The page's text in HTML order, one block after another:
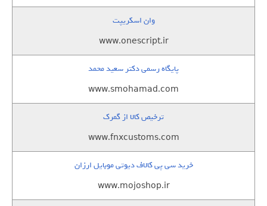
وان اسکریپت
www.onescript.ir
پایگاه رسمی دکتر سعید محمد
www.smohamad.com
ترخیص کالا از گمرک
www.fnxcustoms.com
خرید سی پی کالاف دیوتی موبایل ارزان
www.mojoshop.ir